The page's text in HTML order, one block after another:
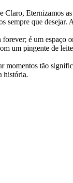
Claro, Eternizamos
sempre que
é um espaço
um pingente de
momentos tão
história.